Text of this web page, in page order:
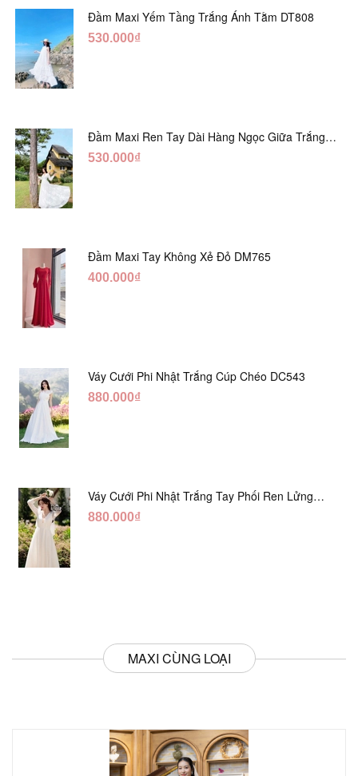
Đầm Maxi Yếm Tầng Trắng Ánh Tằm DT808
530.000₫
Đầm Maxi Ren Tay Dài Hàng Ngọc Giữa Trắng
DT730
530.000₫
Đầm Maxi Tay Không Xẻ Đỏ DM765
400.000₫
Váy Cưới Phi Nhật Trắng Cúp Chéo DC543
880.000₫
Váy Cưới Phi Nhật Trắng Tay Phối Ren Lửng
DC554
880.000₫
MAXI CÙNG LOẠI